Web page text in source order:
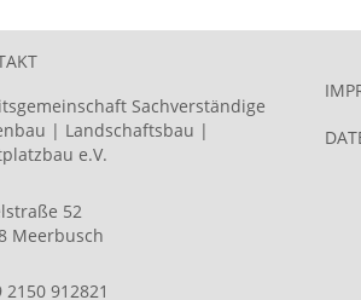
Sachverständige
| Landschaftsbau |
e.V.
52
Meerbusch
2150 912821